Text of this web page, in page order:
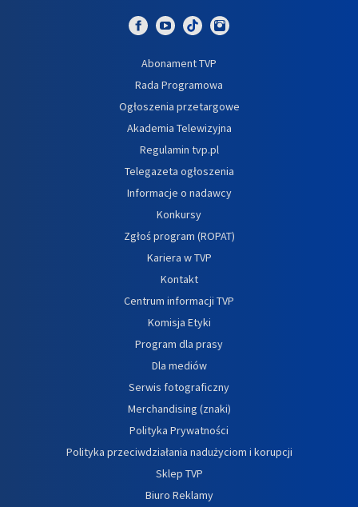
Abonament TVP
Rada Programowa
Ogłoszenia przetargowe
Akademia Telewizyjna
Regulamin tvp.pl
Telegazeta ogłoszenia
Informacje o nadawcy
Konkursy
Zgłoś program (ROPAT)
Kariera w TVP
Kontakt
Centrum informacji TVP
Komisja Etyki
Program dla prasy
Dla mediów
Serwis fotograficzny
Merchandising (znaki)
Polityka Prywatności
Polityka przeciwdziałania nadużyciom i korupcji
Sklep TVP
Biuro Reklamy